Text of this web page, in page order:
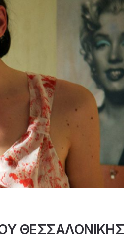
ΘΕΣΣΑΛΟΝΙΚΗΣ